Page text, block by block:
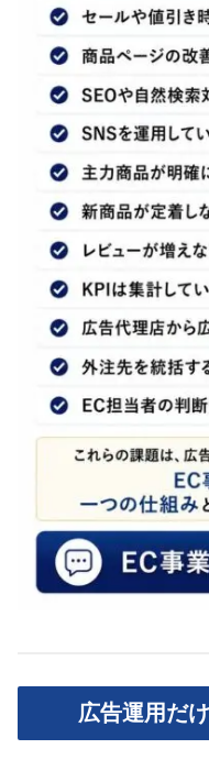
広告運用だ